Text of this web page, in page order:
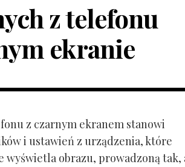
z telefonu
ekranie
z czarnym ekranem stanowi
i ustawień z urządzenia, które
wyświetla obrazu, prowadzoną tak,